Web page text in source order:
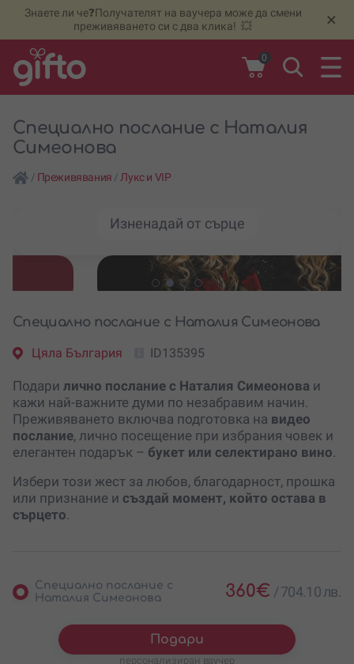
Знаете ли че❓Получателят на ваучера може да смени
преживяването си с два клика! 💥
×
0
Специално послание с Наталия
Симеонова
/ Преживявания / Лукс и VIP
Изненадай от сърце
Специално послание с Наталия Симеонова
Цяла България ID135395
Подари лично послание с Наталия Симеонова и
кажи най-важните думи по незабравим начин.
Преживяването включва подготовка на видео
послание, лично посещение при избрания човек и
елегантен подарък – букет или селектирано вино.
Избери този жест за любов, благодарност, прошка
или признание и създай момент, който остава в
сърцето.
Специално послание с
Наталия Симеонова
360€ /704.10 лв.
Подари
персонализиран ваучер